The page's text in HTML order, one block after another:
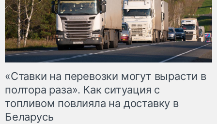
«Ставки на перевозки могут вырасти в
полтора раза». Как ситуация с
топливом повлияла на доставку в
Беларусь